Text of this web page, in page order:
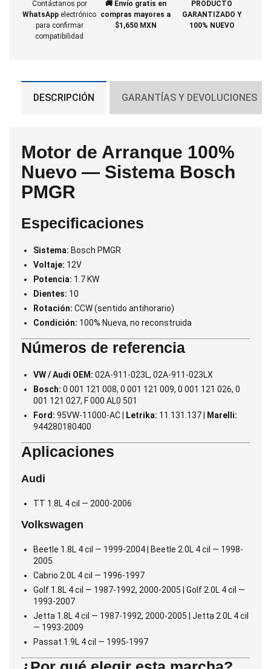
Contáctanos por
WhatsApp electrónico
para confirmar
compatibilidad
🚚 Envío gratis en
compras mayores a
$1,650 MXN
PRODUCTO
GARANTIZADO Y
100% NUEVO
DESCRIPCIÓN GARANTÍAS Y DEVOLUCIONES
Motor de Arranque 100%
Nuevo — Sistema Bosch
PMGR
Especificaciones
Sistema: Bosch PMGR
Voltaje: 12V
Potencia: 1.7 KW
Dientes: 10
Rotación: CCW (sentido antihorario)
Condición: 100% Nueva, no reconstruida
Números de referencia
VW / Audi OEM: 02A-911-023L, 02A-911-023LX
Bosch: 0 001 121 008, 0 001 121 009, 0 001 121 026, 0
001 121 027, F 000 AL0 501
Ford: 95VW-11000-AC | Letrika: 11.131.137 |
Marelli:
944280180400
Aplicaciones
Audi
TT 1.8L 4 cil — 2000-2006
Volkswagen
Beetle 1.8L 4 cil — 1999-2004 | Beetle 2.0L 4 cil — 1998-
2005
Cabrio 2.0L 4 cil — 1996-1997
Golf 1.8L 4 cil — 1987-1992, 2000-2005 | Golf 2.0L 4 cil —
1993-2007
Jetta 1.8L 4 cil — 1987-1992, 2000-2005 | Jetta 2.0L 4 cil
— 1993-2009
Passat 1.9L 4 cil — 1995-1997